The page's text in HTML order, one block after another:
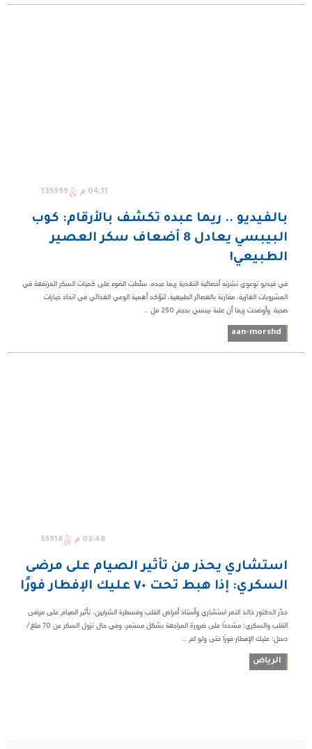
04:11 م 135999
بالفيديو .. ريما عبده تكشف بالأرقام: كوب
البيبسي يعادل 8 أضعاف سكر العصير
الطبيعي!
في فيديو توعوي نشرته أخصائية التغذية ريما عبده، سلّطت الضوء على كميات السكر المرتفعة في
المشروبات الغازية، مقارنة بالعصائر الطبيعية، لتؤكد أهمية الوعي الغذائي في اتخاذ خيارات
صحية. وأوضحت ريما أن علبة بيبسي بحجم 250 مل ...
aan-morshd
03:48 م 55918
استشاري يحذر من تأثير الصيام على مرضى
السكري: إذا هبط تحت ٧٠ عليك الإفطار فورًا
حذّر الدكتور خالد النمر استشاري وأستاذ أمراض القلب وقسطرة الشرايين، تأثير الصيام على مرضى
القلب والسكري؛ مشددًا على ضرورة المراجعة بشكل مستمر، وفي حال نزول السكر عن 70 ملغ/
دسل؛ عليك الإفطار فورًا حتى ولو لم ...
الرياض